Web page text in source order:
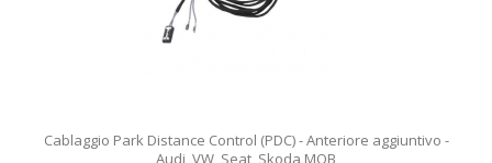
Cablaggio Park Distance Control (PDC) - Anteriore aggiuntivo -
Audi, VW, Seat, Skoda MQB